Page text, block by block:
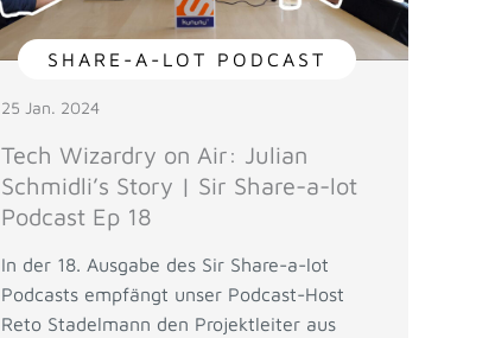
SHARE-A-LOT PODCAST
25 Jan. 2024
Tech Wizardry on Air: Julian
Schmidli’s Story | Sir Share-a-lot
Podcast Ep 18
In der 18. Ausgabe des Sir Share-a-lot
Podcasts empfängt unser Podcast-Host
Reto Stadelmann den Projektleiter aus